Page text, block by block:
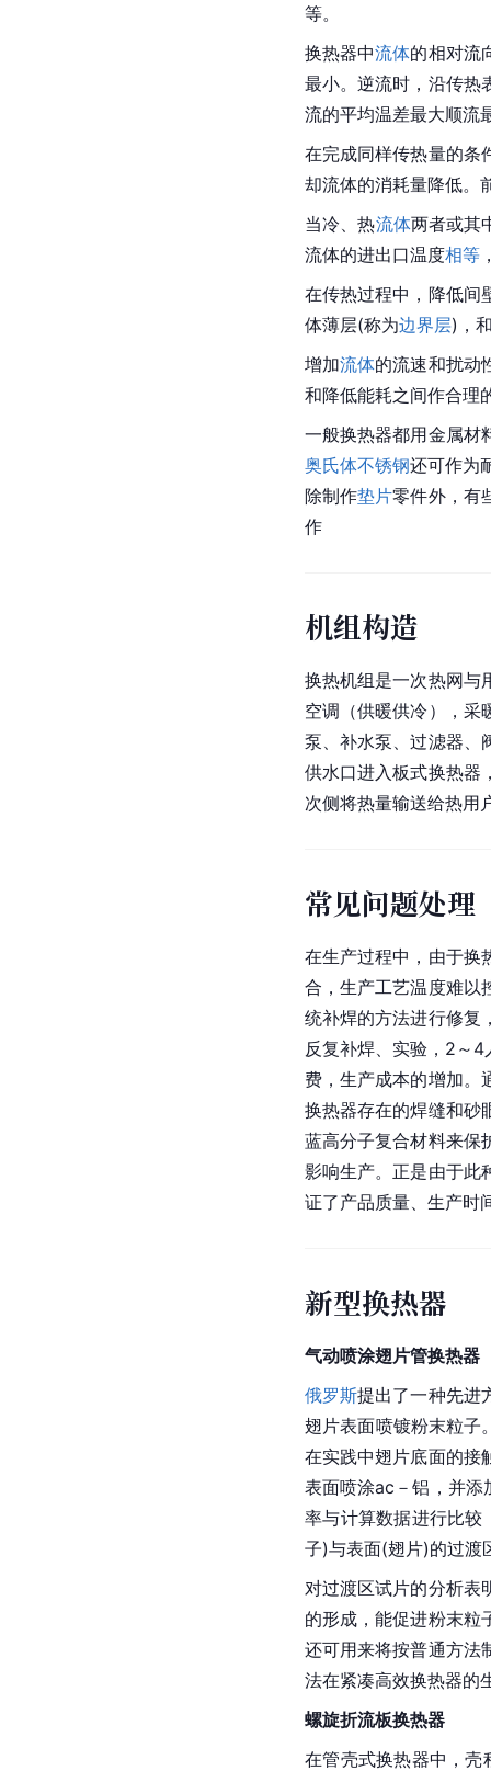
等。
换热器中流体的相对流
最小。逆流时，沿传热
流的平均温差最大顺流
在完成同样传热量的条
却流体的消耗量降低。
当冷、热流体两者或其
流体的进出口温度相等
在传热过程中，降低间
体薄层(称为边界层)，
增加流体的流速和扰动
和降低能耗之间作合理
一般换热器都用金属材
奥氏体不锈钢还可作为
除制作垫片零件外，有
作
机组构造
换热机组是一次热网与
空调（供暖供冷），采
泵、补水泵、过滤器、
供水口进入板式换热器
次侧将热量输送给热用
常见问题处理
在生产过程中，由于换
合，生产工艺温度难以
统补焊的方法进行修复
反复补焊、实验，2～
费，生产成本的增加。
换热器存在的焊缝和砂
蓝高分子复合材料来保
影响生产。正是由于此
证了产品质量、生产时
新型换热器
气动喷涂翅片管换热器
俄罗斯提出了一种先进
翅片表面喷镀粉末粒子
在实践中翅片底面的接
表面喷涂ac－铝，并添
率与计算数据进行比较
子)与表面(翅片)的过渡
对过渡区试片的分析表
的形成，能促进粉末粒
还可用来将按普通方法
法在紧凑高效换热器的
螺旋折流板换热器
在管壳式换热器中，